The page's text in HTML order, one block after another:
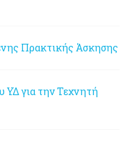
Πρακτικής Άσκησης
ΥΔ για την Τεχνητή